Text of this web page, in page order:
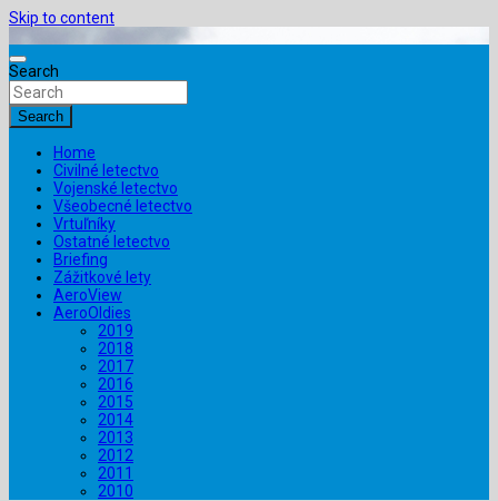
Skip to content
Search
Search
Home
Civilné letectvo
Vojenské letectvo
Všeobecné letectvo
Vrtuľníky
Ostatné letectvo
Briefing
Zážitkové lety
AeroView
AeroOldies
2019
2018
2017
2016
2015
2014
2013
2012
2011
2010